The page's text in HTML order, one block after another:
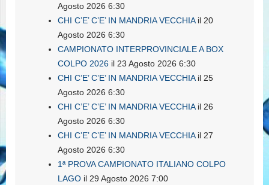
Agosto 2026 6:30
CHI C’E’ C’E’ IN MANDRIA VECCHIAil 20
Agosto 2026 6:30
CAMPIONATO INTERPROVINCIALE A BOX
COLPO 2026 il 23 Agosto 2026 6:30
CHI C’E’ C’E’ IN MANDRIA VECCHIAil 25
Agosto 2026 6:30
CHI C’E’ C’E’ IN MANDRIA VECCHIAil 26
Agosto 2026 6:30
CHI C’E’ C’E’ IN MANDRIA VECCHIAil 27
Agosto 2026 6:30
1ª PROVA CAMPIONATO ITALIANO COLPO
LAGO il 29 Agosto 2026 7:00